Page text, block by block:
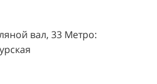
вал, 33 Метро: